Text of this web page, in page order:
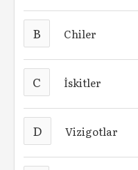
B Chiler
C İskitler
D Vizigotlar